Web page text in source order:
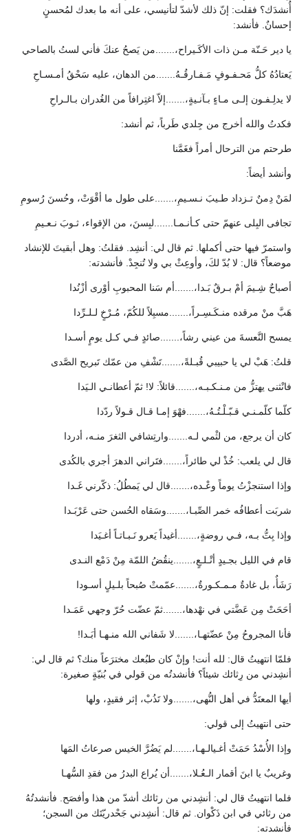
أُنشدَك؟ فقلت: إنّ ذلك لأشدّ لتأنيسي، على أنه ما بعدك لمُحسنٍ
إحسانٌ. فأنشد:
يا دير حَـنّة مـن ذات الأكَـيراح،.......من يَصحُ عنكَ فأني لستُ بالصاحي
يَعتادُهُ كلُّ مَحـفـوفٍ مَـفـارقُـهُ.......من الدهان، عليه سَحْقُ أمـسـاحِ
لا يدلِـفـون إلـى مـاءٍ بـآنـيةٍ،.......إلاّ اغتِرافاً من الغُدران بـالـراحِ
فكدتُ والله أخرج من جِلدي طَرباً، ثم أنشد:
طرحتم من الترحال أمراً فغَمَّنا
وأنشد أيضاً:
لمَنْ دِمنٌ تـزداد طـيبَ نـسـيمِ،.......على طول ما أقْوَتْ، وحُسنَ رُسومِ
تجافى البِلى عنهمّ حتى كـأنـمـا.......لبِسنَ، من الإقواء، ثـوبَ نـعـيمِ
واستمرّ فيها حتى أكملها. ثم قال لي: أنشِد. فقلتُ: وهل أبقيتَ للإنشاد
موضعاً؟ قال: لا بُدّ لكَ، وأوعِثْ بي ولا تُنجِدْ. فأنشدته:
أصباحٌ شِـيمَ أمْ بـرقٌ بَـدا،.......أم سَنا المحبوبِ أوْرى أزْنُدا
هَبَّ منْ مرقده منـكَـسِـراً،.......مسبِلاً للكُمّ، مُـرْخٍ لـلـرِّدا
يمسح النَّعسةَ من عيني رشاً،.......صائدٍ فـي كـل يومٍ أسـدا
قلتُ: هَبْ لي يا حبيبي قُبـلةً،.......تَشْفِ من عمّك تَبريح الصَّدى
فانْثنى يهتزُّ من مـنـكـبـه،.......قائلاً: لا! ثمّ أعطانـي الـيَدا
كلّما كلّمـنـي قـبّـلْـتُـهُ،.......فهْوَ إمـا قـال قـولاً ردّدا
كان أن يرجع، من لثْمي لـه.......وارتِشافي الثغرَ منـه، أدردا
قال لي يلعب: خُذْ لي طائراً،.......فتَراني الدهرَ أجري بالكُدى
وإذا استنجزْتُ يوماً وعْـده،.......قال لي يَمطُلُ: ذكّرني غَـدا
شربَت أعطافُه خمر الصِّبـا،.......وسَقاه الحُسن حتى عَرْبَـدا
وإذا بِتُّ بـه، فـي روضةٍ،.......أغيداً يَعرو نَـبـاتـاً أغـيَدا
قام في الليل بجـيدٍ أتْـلـعٍ،.......ينقُضُ اللمّة مِنْ دَمْع النـدى
رَشَأٌ، بل غادةٌ مـمـكـورةٌ،.......عمّمتْ صُبحاً بلـيلٍ أسـودا
أحَحَتْ مِن عَضَّتي في نهْدها،.......ثمّ عضّت حُرّ وجهي عَمَـدا
فأنا المجروحُ مِنْ عضّتهـا،.......لا شَفاني الله منـهـا أبَـدا!
فلمّا انتهيتُ قال: لله أنت! وإنْ كان طبُعك مخترَعاً منك؟ ثم قال لي:
أنشِدني من رِثائك شيئاً؟ فأنشدتُه من قولي في بُنيّةٍ صغيرة:
أيها المعتَدُّ في أهل النُّهى،.......ولا تَذُبْ، إثر فقيدٍ، ولها
حتى انتهيتُ إلى قولي:
وإذا الأُسْدُ حَمَتْ أغـيالـهـا،.......لم يَضُرَّ الخيس صرعاتُ المَها
وغريبٌ يا ابنَ أقمار الـعُـلا،.......أن يُراع البدرُ من فقدِ السُّهـا
فلما انتهيتُ قال لي: أنشِدني من رثائك أشدّ من هذا وأفصَح. فأنشدتُهُ
من رثائي في ابن ذَكْوان. ثم قال: أنشِدني جَحْدريّتَك من السجن؛
فأنشدته: